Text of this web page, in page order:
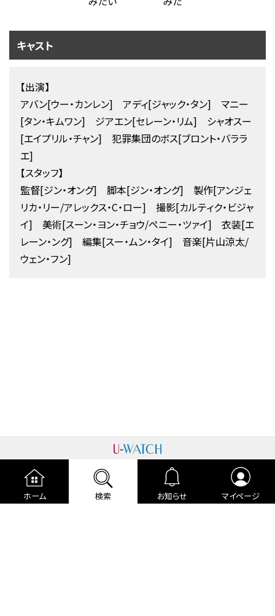
ホーム 検索 お知らせ マイページ
キャスト
【出演】
アバン[ウー・カンレン] アディ[ジャック・タン] マニー
[タン・キムワン] ジアエン[セレーン・リム] シャオスー
[エイプリル・チャン] 犯罪集団のボス[ブロント・バララ
エ]
【スタッフ】
監督[ジン・オング] 脚本[ジン・オング] 製作[アンジェ
リカ・リー/アレックス・C・ロー] 撮影[カルティク・ビジャ
イ] 美術[スーン・ヨン・チョウ/ペニー・ツァイ] 衣装[エ
レーン・ング] 編集[スー・ムン・タイ] 音楽[片山涼太/
ウェン・フン]
運営者情報 プライバシーポリシー
cookieポリシー
利用規約
ご利用ガイド 編集部より
広告掲載について